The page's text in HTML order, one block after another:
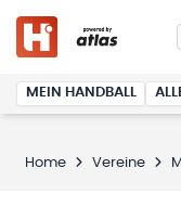
MEIN HANDBALL
Home Vereine